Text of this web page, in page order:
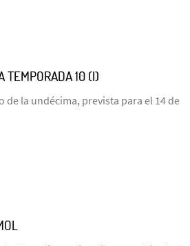
TEMPORADA 10 (I)
de la undécima, prevista para el 14 de